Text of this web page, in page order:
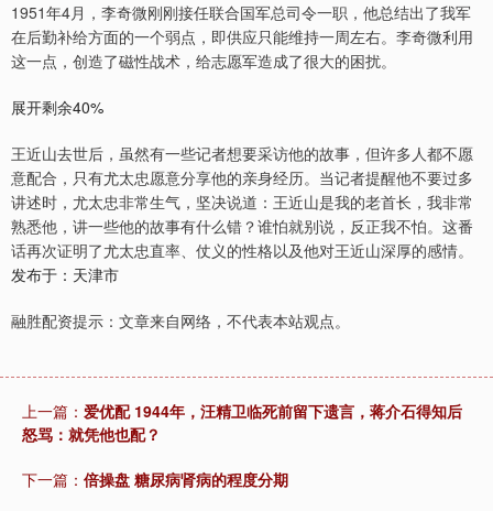
1951年4月，李奇微刚刚接任联合国军总司令一职，他总结出了我军
在后勤补给方面的一个弱点，即供应只能维持一周左右。李奇微利用
这一点，创造了磁性战术，给志愿军造成了很大的困扰。
展开剩余40%
王近山去世后，虽然有一些记者想要采访他的故事，但许多人都不愿
意配合，只有尤太忠愿意分享他的亲身经历。当记者提醒他不要过多
讲述时，尤太忠非常生气，坚决说道：王近山是我的老首长，我非常
熟悉他，讲一些他的故事有什么错？谁怕就别说，反正我不怕。这番
话再次证明了尤太忠直率、仗义的性格以及他对王近山深厚的感情。
发布于：天津市
融胜配资提示：文章来自网络，不代表本站观点。
上一篇： 爱优配 1944年，汪精卫临死前留下遗言，蒋介石得知后
怒骂：就凭他也配？
下一篇： 倍操盘 糖尿病肾病的程度分期